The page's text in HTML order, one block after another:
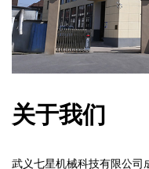
关于我们
武义七星机械科技有限公